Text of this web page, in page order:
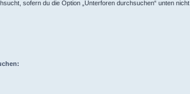
sofern du die Option „Unterforen durchsuchen“ unten nicht